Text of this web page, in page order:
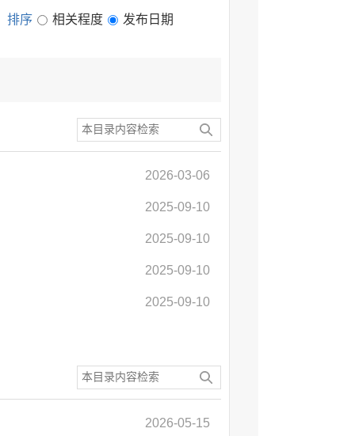
排序 相关程度 发布日期
2026-03-06
2025-09-10
2025-09-10
2025-09-10
2025-09-10
2026-05-15